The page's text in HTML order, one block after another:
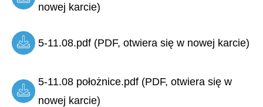
nowej karcie)
5-11.08.pdf (PDF, otwiera się w nowej karcie)
5-11.08 położnice.pdf (PDF, otwiera się w
nowej karcie)